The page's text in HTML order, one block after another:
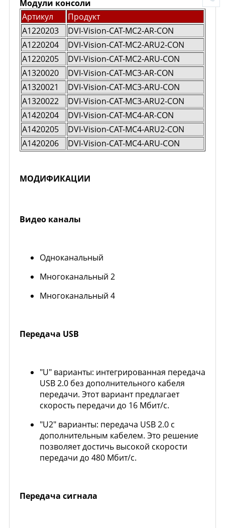
Модули консоли
Артикул
Продукт
A1220203
DVI-Vision-CAT-MC2-AR-CON
A1220204
DVI-Vision-CAT-MC2-ARU2-CON
A1220205
DVI-Vision-CAT-MC2-ARU-CON
A1320020
DVI-Vision-CAT-MC3-AR-CON
A1320021
DVI-Vision-CAT-MC3-ARU-CON
A1320022
DVI-Vision-CAT-MC3-ARU2-CON
A1420204
DVI-Vision-CAT-MC4-AR-CON
A1420205
DVI-Vision-CAT-MC4-ARU2-CON
A1420206
DVI-Vision-CAT-MC4-ARU-CON
МОДИФИКАЦИИ
Видео каналы
Одноканальный
Многоканальный 2
Многоканальный 4
Передача USB
"U" варианты: интегрированная передача
USB 2.0 без дополнительного кабеля
передачи. Этот вариант предлагает
скорость передачи до 16 Мбит/с.
"U2" варианты: передача USB 2.0 с
дополнительным кабелем. Это решение
позволяет достичь высокой скорости
передачи до 480 Мбит/с.
Передача сигнала